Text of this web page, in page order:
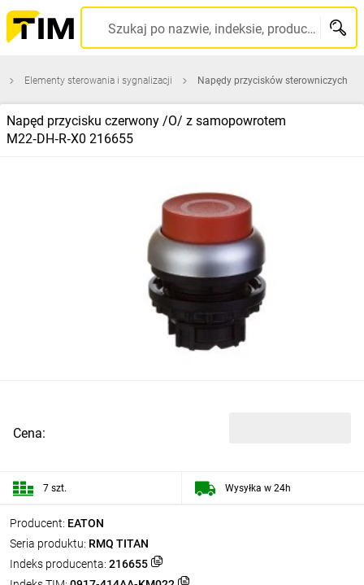
Szukaj po nazwie, indeksie, producencie, kodzie kreskowym...
Elementy sterowania i sygnalizacji Napędy przycisków sterowniczych
Napęd przycisku czerwony /O/ z samopowrotem
M22‑DH‑R‑X0 216655
Producent: EATON
Seria produktu: RMQ TITAN
Indeks producenta: 216655
Cena:
7 szt. Wysyłka w 24h